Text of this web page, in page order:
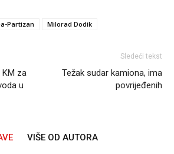
Partizan Milorad Dodik
za
u
Sledeći tekst
Težak sudar kamiona, ima
povrijeđenih
VIŠE OD AUTORA